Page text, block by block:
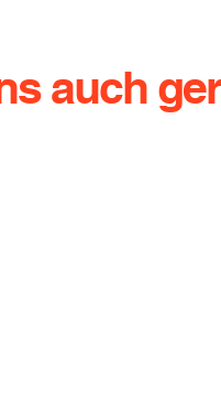
auch